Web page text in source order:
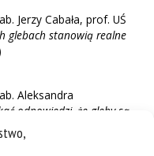
Jerzy Cabała, prof. UŚ
glebach stanowią realne
Aleksandra
odpowiedzi, że gleby są
(sala B0.39)